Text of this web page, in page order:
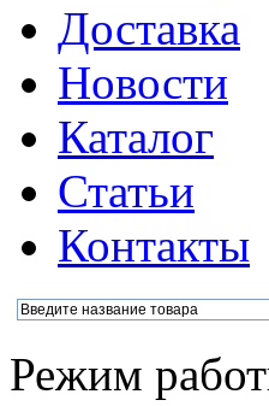
Доставка
Новости
Каталог
Статьи
Контакты
Режим